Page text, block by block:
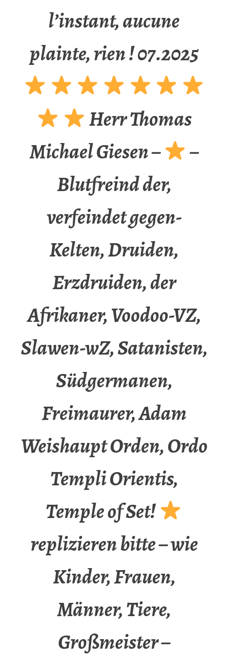
l’instant, aucune
plainte, rien ! 07.2025
Herr Thomas
Michael Giesen –
–
Blutfreind der,
verfeindet gegen-
Kelten, Druiden,
Erzdruiden, der
Afrikaner, Voodoo-VZ,
Slawen-wZ, Satanisten,
Südgermanen,
Freimaurer, Adam
Weishaupt Orden, Ordo
Templi Orientis,
Temple of Set!
replizieren bitte – wie
Kinder, Frauen,
Männer, Tiere,
Großmeister –